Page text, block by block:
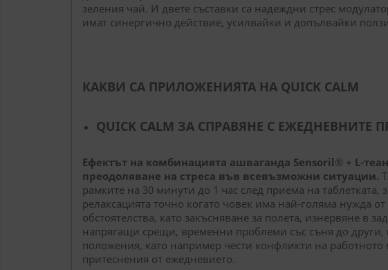
зеления чай. И двете съставки са надеждни стрес
имат синергично действие, усилвайки и допълвайки
КАКВИ СА ПРИЛОЖЕНИЯТА НА QUICK CALM
QUICK CALM ЗА СПРАВЯНЕ С ЕЖЕДНЕВНИТЕ
Ефектът на комбинацията ашваганда Sensoril® + L-
преодоляване на стреса във всевъзможни ситуации.
рамките на 30 минути до 1 час след приема на таблетката,
релаксацията точно когато човек има най-голяма нужда
обстоятелства, като закъсняване за полета, изнервяне в
напрягащи срещи, временни проблеми със съня до други,
положения, като например чести конфликти на
притеснения от ежедневието.